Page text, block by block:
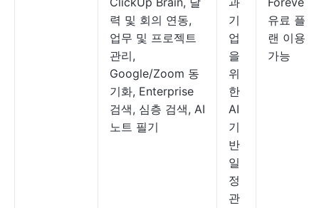
력 및 회의 연동,
업무 및 프로젝트
관리,
Google/Zoom 동
기화, Enterprise
검색, 심층 검색, AI
노트 필기
기
업
을
위
한
AI
기
반
일
정
관
유료 플
랜 이용
가능